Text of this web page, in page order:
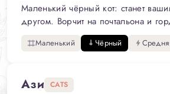
Маленький чёрный кот: станет
другом. Ворчит на почтальона и
Маленький Чёрный
Ази CATS